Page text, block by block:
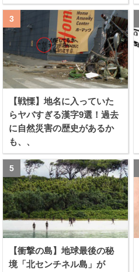
【戦慄】地名に入っていた
らヤバすぎる漢字9選！過去
に自然災害の歴史があるか
も、、
【衝撃の島】地球最後の秘
境「北センチネル島」が